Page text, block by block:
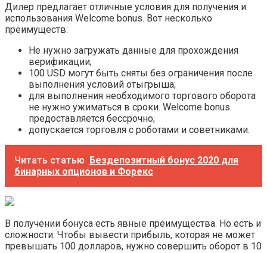
Дилер предлагает отличные условия для получения и
использования Welcome bonus. Вот несколько
преимуществ:
Не нужно загружать данные для прохождения
верификации;
100 USD могут быть сняты без ограничения после
выполнения условий отыгрыша;
для выполнения необходимого торгового оборота
не нужно ужиматься в сроки. Welcome bonus
предоставляется бессрочно;
допускается торговля с роботами и советниками.
Читать статью Бездепозитный бонус 2020 для
бинарных опционов и Форекс
В получении бонуса есть явные преимущества. Но есть и
сложности. Чтобы вывести прибыль, которая не может
превышать 100 долларов, нужно совершить оборот в 10